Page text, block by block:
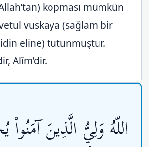
kopması mümkün
vuskaya (sağlam bir
eline) tutunmuştur.
Alîm’dir.
اللّهُ وَلِيُّ الَّذِينَ